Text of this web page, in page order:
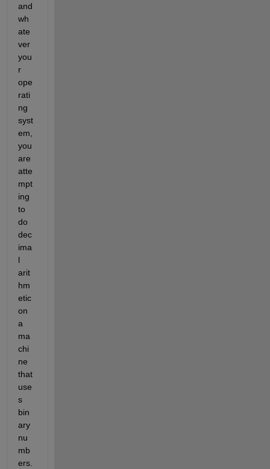
and
wh
ate
ver
you
r
ope
rati
ng
syst
em,
you
are
atte
mpt
ing
to
do
dec
ima
l
arit
hm
etic
on
a
ma
chi
ne
that
use
s
bin
ary
nu
mb
ers.